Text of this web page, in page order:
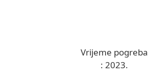
Vrijeme pogreba
: 2023.